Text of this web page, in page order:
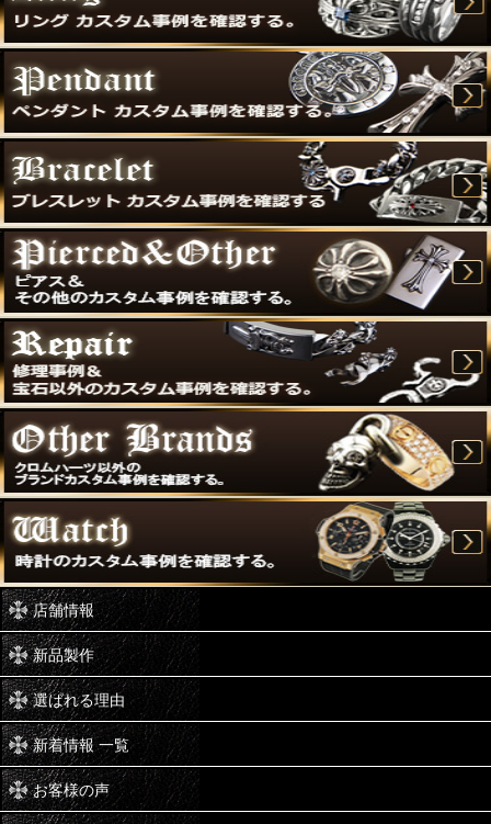
店舗情報
新品製作
選ばれる理由
新着情報 一覧
お客様の声